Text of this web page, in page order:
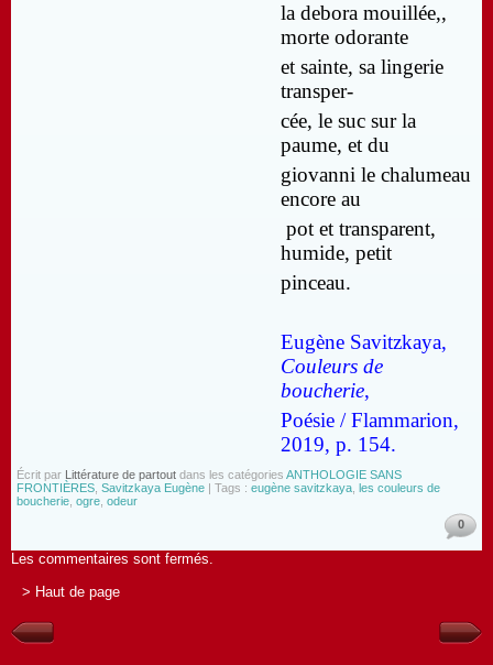
la debora mouillée,,
morte odorante
et sainte, sa lingerie
transper-
cée, le suc sur la
paume, et du
giovanni le chalumeau
encore au
pot et transparent,
humide, petit
pinceau.
Eugène Savitzkaya,
Couleurs de
boucherie,
Poésie / Flammarion,
2019, p. 154.
Écrit par Littérature de partout dans les catégories ANTHOLOGIE SANS
FRONTIÈRES Savitzkaya Eugène | Tags : eugène savitzkaya les couleurs de
boucherie ogre odeur
0
Les commentaires sont fermés.
> Haut de page